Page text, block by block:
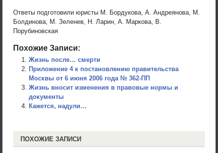
Ответы подготовили юристы М. Бордукова, А. Андреянова, М.
Болдинова, М. Зеленев, Н. Ларин, А. Маркова, В.
Порубиновская
Похожие Записи:
Жизнь после… смерти
Приложение 4 к постановлению правительства
Москвы от 6 июня 2006 года № 362-ПП
Жизнь вносит изменения в правовые нормы и
документы
Кажется, надули…
ПОХОЖИЕ ЗАПИСИ